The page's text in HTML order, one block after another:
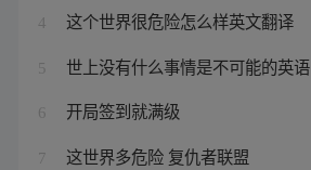
4 这个世界很危险怎么样英文翻译
5 世上没有什么事情是不可能的英语
6 开局签到就满级
7 这世界多危险 复仇者联盟